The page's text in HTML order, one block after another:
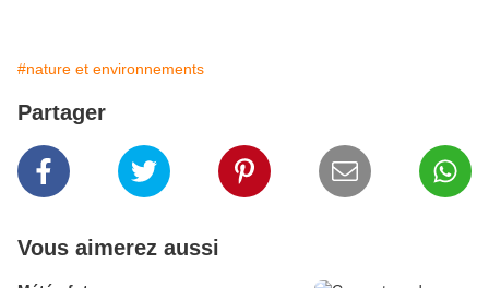
#nature et environnements
Partager
Vous aimerez aussi